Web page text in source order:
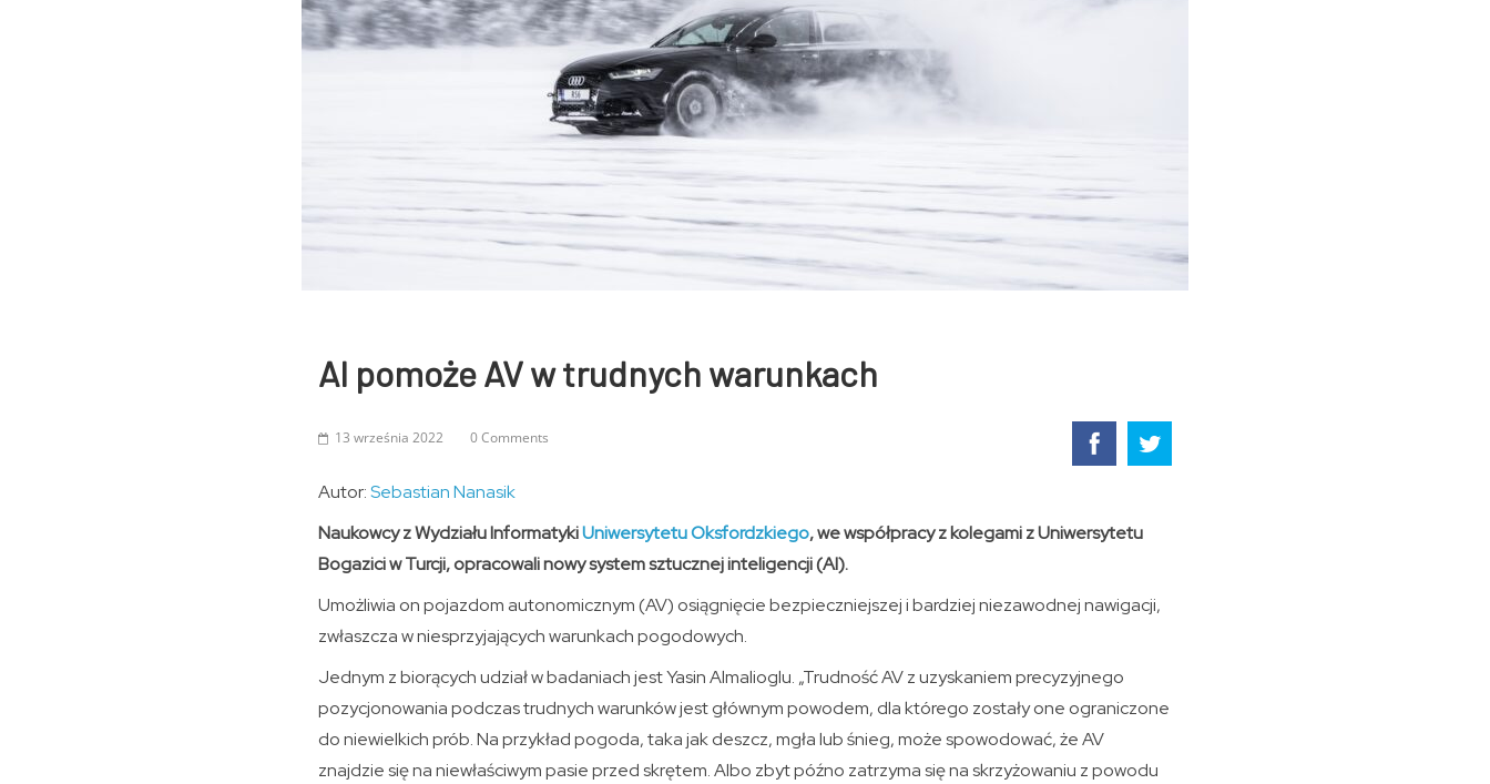
AI pomoże AV w trudnych warunkach
13 września 2022 0 Comments
Autor:Sebastian Nanasik
Naukowcy z Wydziału InformatykiUniwersytetu Oksfordzkiego, we współpracy z kolegami z Uniwersytetu
Bogazici w Turcji, opracowali nowy system sztucznej inteligencji (AI).
Umożliwia on pojazdom autonomicznym (AV) osiągnięcie bezpieczniejszej i bardziej niezawodnej nawigacji,
zwłaszcza w niesprzyjających warunkach pogodowych.
Jednym z biorących udział w badaniach jest Yasin Almalioglu. „Trudność AV z uzyskaniem precyzyjnego
pozycjonowania podczas trudnych warunków jest głównym powodem, dla którego zostały one ograniczone
do niewielkich prób. Na przykład pogoda, taka jak deszcz, mgła lub śnieg, może spowodować, że AV
znajdzie się na niewłaściwym pasie przed skrętem. Albo zbyt późno zatrzyma się na skrzyżowaniu z powodu